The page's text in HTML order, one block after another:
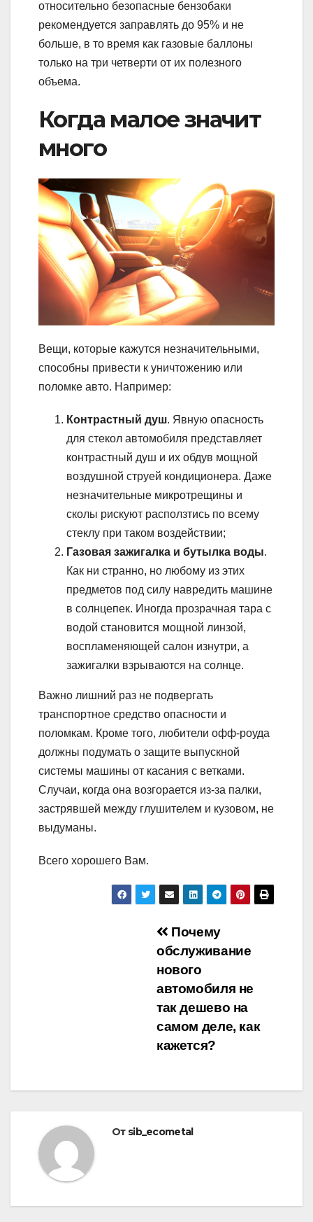
относительно безопасные бензобаки
рекомендуется заправлять до 95% и не
больше, в то время как газовые баллоны
только на три четверти от их полезного
объема.
Когда малое значит
много
Вещи, которые кажутся незначительными,
способны привести к уничтожению или
поломке авто. Например:
Контрастный душ. Явную опасность
для стекол автомобиля представляет
контрастный душ и их обдув мощной
воздушной струей кондиционера. Даже
незначительные микротрещины и
сколы рискуют расползтись по всему
стеклу при таком воздействии;
Газовая зажигалка и бутылка воды.
Как ни странно, но любому из этих
предметов под силу навредить машине
в солнцепек. Иногда прозрачная тара с
водой становится мощной линзой,
воспламеняющей салон изнутри, а
зажигалки взрываются на солнце.
Важно лишний раз не подвергать
транспортное средство опасности и
поломкам. Кроме того, любители офф-роуда
должны подумать о защите выпускной
системы машины от касания с ветками.
Случаи, когда она возгорается из-за палки,
застрявшей между глушителем и кузовом, не
выдуманы.
Всего хорошего Вам.
Навигация
Почему
обслуживание
нового
автомобиля не
так дешево на
самом деле, как
кажется?
От sib_ecometal